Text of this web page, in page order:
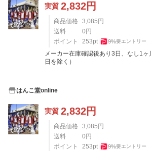
実質 2,832円
商品価格 3,085 円
送料
0 円
ポイント
253pt 9%要エントリー
メーカー在庫確認後あり3日、なし1
日を除く）
はんこ堂online
実質 2,832円
商品価格 3,085 円
送料
0 円
ポイント
253pt 9%要エントリー